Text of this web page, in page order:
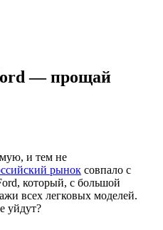
— прощай
и тем не
рынок совпало с
который, с большой
всех легковых моделей.
уйдут?